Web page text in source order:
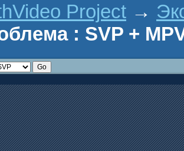
Project →
: SVP +